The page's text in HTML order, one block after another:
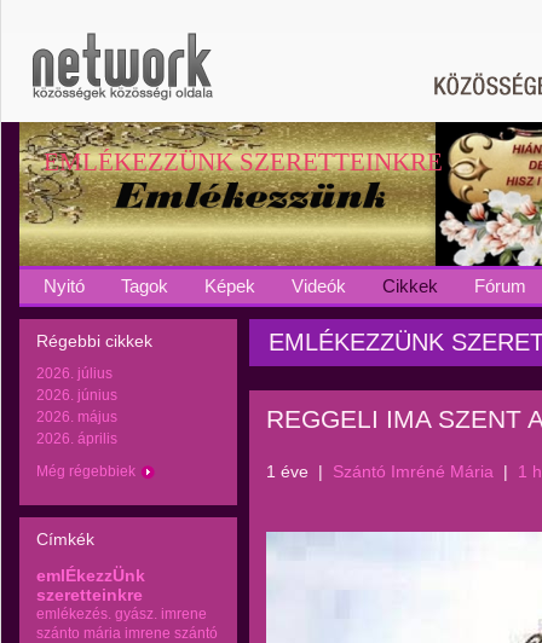
EMLÉKEZZÜNK SZERETTEINKRE
Nyitó Tagok Képek Videók Cikkek Fórum
Régebbi cikkek
2026. július
2026. június
2026. május
2026. április
Még régebbiek
Címkék
emlÉkezzÜnk
szeretteinkre
emlékezés. gyász. imrene
szánto mária imrene szántó
EMLÉKEZZÜNK
REGGELI IMA SZENT
1 éve | Szántó Imréné Mária | 1